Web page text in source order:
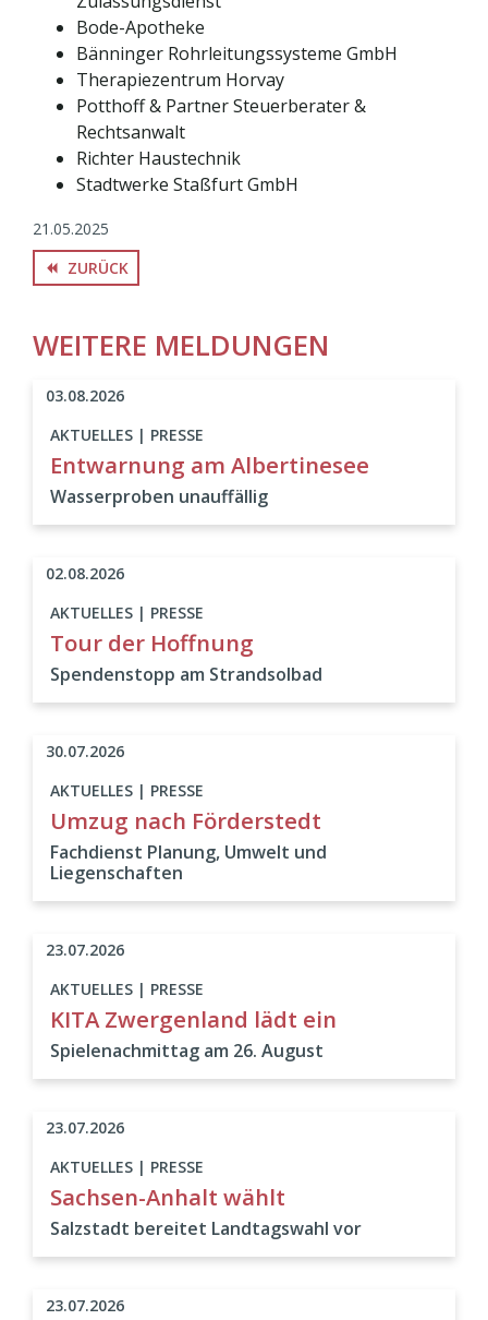
Bode-Apotheke
Bänninger Rohrleitungssysteme GmbH
Therapiezentrum Horvay
Potthoff & Partner Steuerberater &
Rechtsanwalt
Richter Haustechnik
Stadtwerke Staßfurt GmbH
21.05.2025
backward ZURÜCK
WEITERE MELDUNGEN
AKTUELLES | PRESSE
Entwarnung am Albertinesee
Wasserproben unauffällig
03.08.2026
AKTUELLES | PRESSE
Tour der Hoffnung
Spendenstopp am Strandsolbad
02.08.2026
AKTUELLES | PRESSE
Umzug nach Förderstedt
Fachdienst Planung, Umwelt und
Liegenschaften
30.07.2026
AKTUELLES | PRESSE
KITA Zwergenland lädt ein
Spielenachmittag am 26. August
23.07.2026
AKTUELLES | PRESSE
Sachsen-Anhalt wählt
Salzstadt bereitet Landtagswahl vor
23.07.2026
23.07.2026